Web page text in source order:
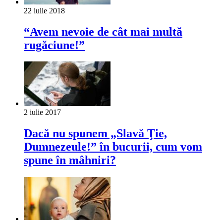
22 iulie 2018
“Avem nevoie de cât mai multă
rugăciune!”
2 iulie 2017
Dacă nu spunem „Slavă Ţie,
Dumnezeule!” în bucurii, cum vom
spune în mâhniri?